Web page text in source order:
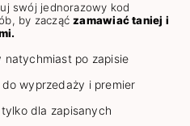
swój jednorazowy kod
by zacząćzamawiać taniej i
po zapisie
wyprzedaży i premier
dla zapisanych